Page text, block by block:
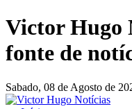
Victor Hugo
fonte de
Sabado, 08 de Agosto de